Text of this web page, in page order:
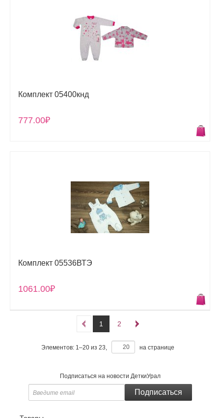
Комплект 05400кнд
777.00₽
Комплект 05536ВТЭ
1061.00₽
1 2
Элементов: 1–20из 23, на странице
Подписаться на новости ДеткиУрал
Подписатьcя